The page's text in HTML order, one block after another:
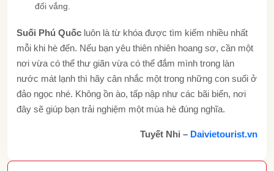
đối vắng.
Suối Phú Quốc luôn là từ khóa được tìm kiếm nhiều nhất
mỗi khi hè đến. Nếu bạn yêu thiên nhiên hoang sơ, cần một
nơi vừa có thể thư giãn vừa có thể đắm mình trong làn
nước mát lạnh thì hãy cân nhắc một trong những con suối ở
đảo ngọc nhé. Không ồn ào, tấp nập như các bãi biển, nơi
đây sẽ giúp bạn trải nghiệm một mùa hè đúng nghĩa.
Tuyết Nhi – Daivietourist.vn